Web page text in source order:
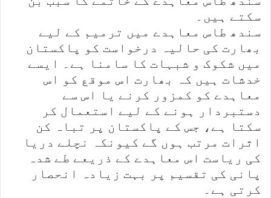
سکتے ہیں۔
سندھ طاس معاہدے میں ترمیم کے لیے
بھارت کی حالیہ درخواست کو پاکستان
میں شکوک و شبہات کا سامنا ہے۔ ایسے
خدشات ہیں کہ بھارت اس موقع کو اس
معاہدے کو کمزور کرنے یا اس سے
دستبردار ہونے کے لیے استعمال کر
سکتا ہے، جس کے پاکستان پر تباہ کن
اثرات مرتب ہوں گے کیونکہ نچلے دریا
کی ریاست اس معاہدے کے ذریعے طے شدہ
پانی کی تقسیم پر بہت زیادہ انحصار
کرتی ہے۔